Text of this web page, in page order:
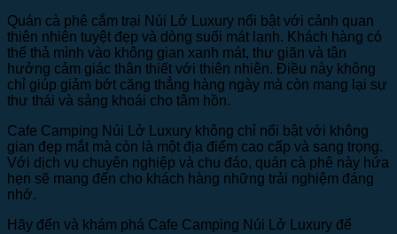
Quán cà phê cắm trại Núi Lở Luxury nổi bật với cảnh quan
thiên nhiên tuyệt đẹp và dòng suối mát lạnh. Khách hàng có
thể thả mình vào không gian xanh mát, thư giãn và tận
hưởng cảm giác thân thiết với thiên nhiên. Điều này không
chỉ giúp giảm bớt căng thẳng hàng ngày mà còn mang lại sự
thư thái và sảng khoái cho tâm hồn.
Cafe Camping Núi Lở Luxury không chỉ nổi bật với không
gian đẹp mắt mà còn là một địa điểm cao cấp và sang trọng.
Với dịch vụ chuyên nghiệp và chu đáo, quán cà phê này hứa
hẹn sẽ mang đến cho khách hàng những trải nghiệm đáng
nhớ.
Hãy đến và khám phá Cafe Camping Núi Lở Luxury để